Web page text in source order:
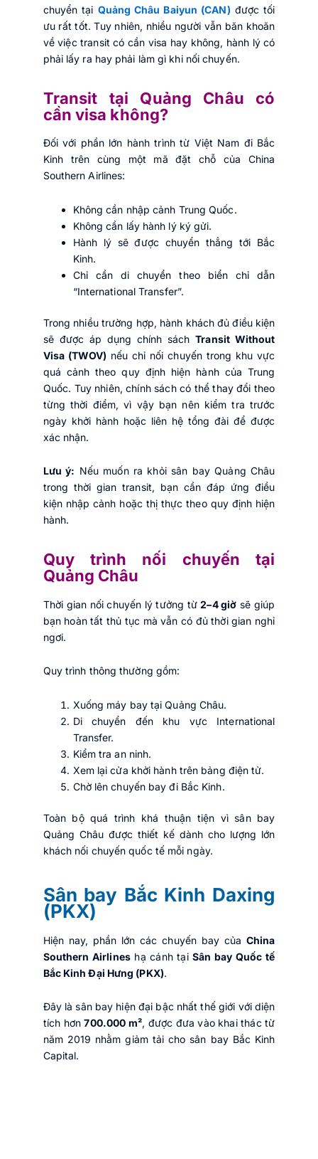
chuyển tại Quảng Châu Baiyun (CAN) được tối
ưu rất tốt. Tuy nhiên, nhiều người vẫn băn khoăn
về việc transit có cần visa hay không, hành lý có
phải lấy ra hay phải làm gì khi nối chuyến.
Transit tại Quảng Châu có
cần visa không?
Đối với phần lớn hành trình từ Việt Nam đi Bắc
Kinh trên cùng một mã đặt chỗ của China
Southern Airlines:
Không cần nhập cảnh Trung Quốc.
Không cần lấy hành lý ký gửi.
Hành lý sẽ được chuyển thẳng tới Bắc
Kinh.
Chỉ cần di chuyển theo biển chỉ dẫn
“International Transfer”.
Trong nhiều trường hợp, hành khách đủ điều kiện
sẽ được áp dụng chính sáchTransit Without
Visa (TWOV) nếu chỉ nối chuyến trong khu vực
quá cảnh theo quy định hiện hành của Trung
Quốc. Tuy nhiên, chính sách có thể thay đổi theo
từng thời điểm, vì vậy bạn nên kiểm tra trước
ngày khởi hành hoặc liên hệ tổng đài để được
xác nhận.
Lưu ý: Nếu muốn ra khỏi sân bay Quảng Châu
trong thời gian transit, bạn cần đáp ứng điều
kiện nhập cảnh hoặc thị thực theo quy định hiện
hành.
Quy trình nối chuyến tại
Quảng Châu
Thời gian nối chuyến lý tưởng từ2–4 giờ sẽ giúp
bạn hoàn tất thủ tục mà vẫn có đủ thời gian nghỉ
ngơi.
Quy trình thông thường gồm:
Xuống máy bay tại Quảng Châu.
Di chuyển đến khu vực International
Transfer.
Kiểm tra an ninh.
Xem lại cửa khởi hành trên bảng điện tử.
Chờ lên chuyến bay đi Bắc Kinh.
Toàn bộ quá trình khá thuận tiện vì sân bay
Quảng Châu được thiết kế dành cho lượng lớn
khách nối chuyến quốc tế mỗi ngày.
Sân bay Bắc Kinh Daxing
(PKX)
Hiện nay, phần lớn các chuyến bay của China
Southern Airlineshạ cánh tạiSân bay Quốc tế
Bắc Kinh Đại Hưng (PKX).
Đây là sân bay hiện đại bậc nhất thế giới với diện
tích hơn700.000 m², được đưa vào khai thác từ
năm 2019 nhằm giảm tải cho sân bay Bắc Kinh
Capital.